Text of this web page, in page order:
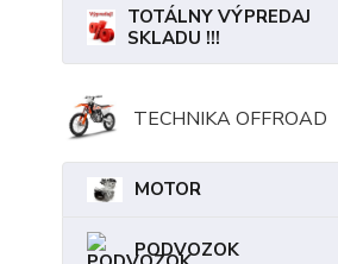
TOTÁLNY VÝPREDAJ
SKLADU !!!
TECHNIKA OFFROAD
MOTOR
PODVOZOK